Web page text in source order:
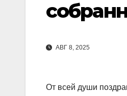
АВГ 8, 2025
От всей души